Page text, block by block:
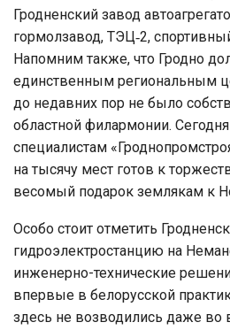
Гродненский завод
гормолзавод, ТЭЦ‑2,
Напомним также, что Гродно
единственным региональным
до недавних пор не было
областной филармонии.
специалистам
на тысячу мест готов к
весомый подарок землякам к
Особо стоит отметить
гидроэлектростанцию на
инженерно-технические
впервые в белорусской
здесь не возводились даже